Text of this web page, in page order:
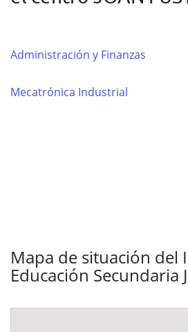
Administración y Finanzas
Mecatrónica Industrial
Mapa de situación del
Educación Secundaria